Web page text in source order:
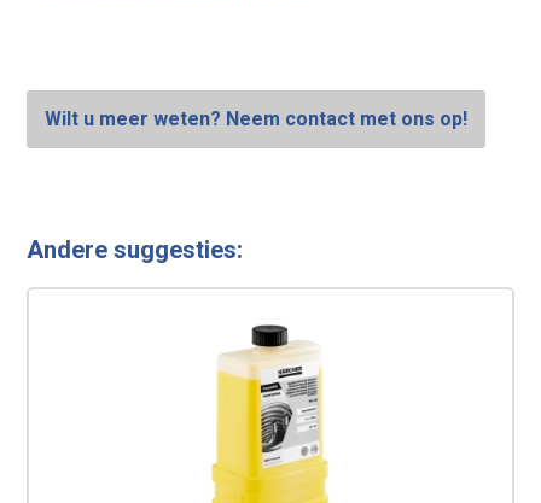
Wilt u meer weten? Neem contact met ons op!
Andere suggesties: